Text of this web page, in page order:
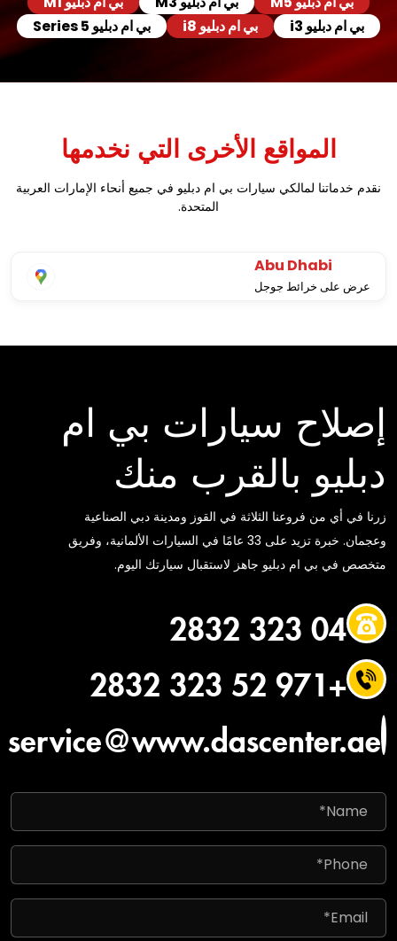
بي ام دبليو i3
بي ام دبليو i8 بي ام دبليو Series 5
المواقع الأخرى التي نخدمها
نقدم خدماتنا لمالكي سيارات بي ام دبليو في جميع أنحاء الإمارات العربية
المتحدة.
Abu Dhabi
عرض على خرائط جوجل
إصلاح سيارات بي ام
دبليو بالقرب منك
زرنا في أي من فروعنا الثلاثة في القوز ومدينة دبي الصناعية
وعجمان. خبرة تزيد على 33 عامًا في السيارات الألمانية، وفريق
متخصص في بي ام دبليو جاهز لاستقبال سيارتك اليوم.
04 323 2832
+971 52 323 2832
service@www.dascenter.ae